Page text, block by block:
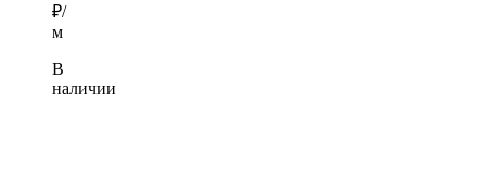
₽/
м
В
наличии